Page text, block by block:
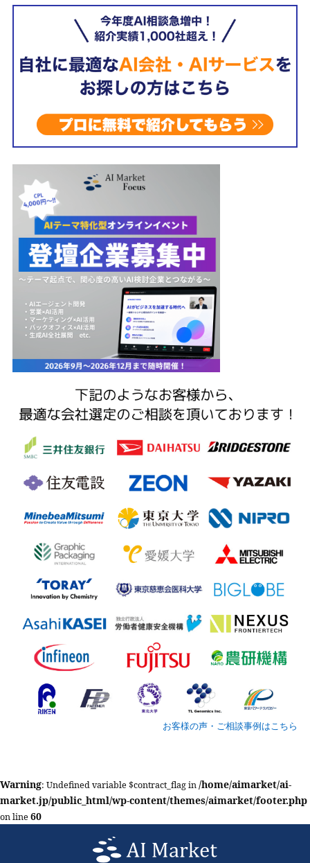
お客様の声・ご相談事例はこちら
Warning: Undefined variable $contract_flag in/home/aimarket/ai-
market.jp/public_html/wp-content/themes/aimarket/footer.php
on line 60